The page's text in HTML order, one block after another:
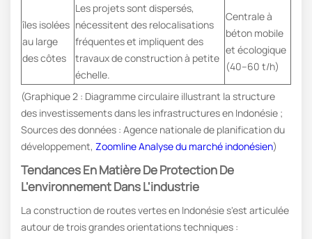
îles isolées
au large
des côtes
Les projets sont dispersés,
nécessitent des relocalisations
fréquentes et impliquent des
travaux de construction à petite
échelle.
Centrale à
béton mobile
et écologique
(40–60 t/h)
(Graphique 2 : Diagramme circulaire illustrant la structure
des investissements dans les infrastructures en Indonésie ;
Sources des données : Agence nationale de planification du
développement, Zoomline Analyse du marché indonésien)
Tendances En Matière De Protection De
L'environnement Dans L'industrie
La construction de routes vertes en Indonésie s'est articulée
autour de trois grandes orientations techniques :